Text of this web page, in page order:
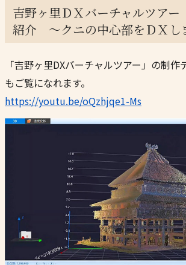
吉野ヶ里ＤＸバーチャルツアー
紹介 ～クニの中心部をＤＸし
「吉野ヶ里DXバーチャルツアー」の制
もご覧になれます。
https://youtu.be/oQzhjqe1-Ms